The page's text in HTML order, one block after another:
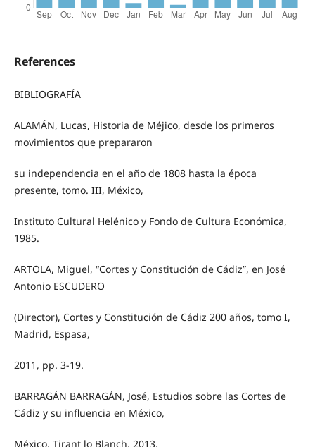
References
BIBLIOGRAFÍA
ALAMÁN, Lucas, Historia de Méjico, desde los primeros
movimientos que prepararon
su independencia en el año de 1808 hasta la época
presente, tomo. III, México,
Instituto Cultural Helénico y Fondo de Cultura Económica,
1985.
ARTOLA, Miguel, “Cortes y Constitución de Cádiz”, en José
Antonio ESCUDERO
(Director), Cortes y Constitución de Cádiz 200 años, tomo I,
Madrid, Espasa,
2011, pp. 3-19.
BARRAGÁN BARRAGÁN, José, Estudios sobre las Cortes de
Cádiz y su influencia en México,
México, Tirant lo Blanch, 2013.